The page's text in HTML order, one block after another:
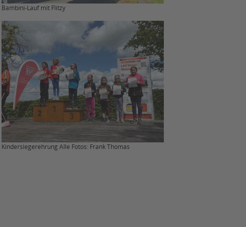
Bambini-Lauf mit Flitzy
Kindersiegerehrung Alle Fotos: Frank Thomas